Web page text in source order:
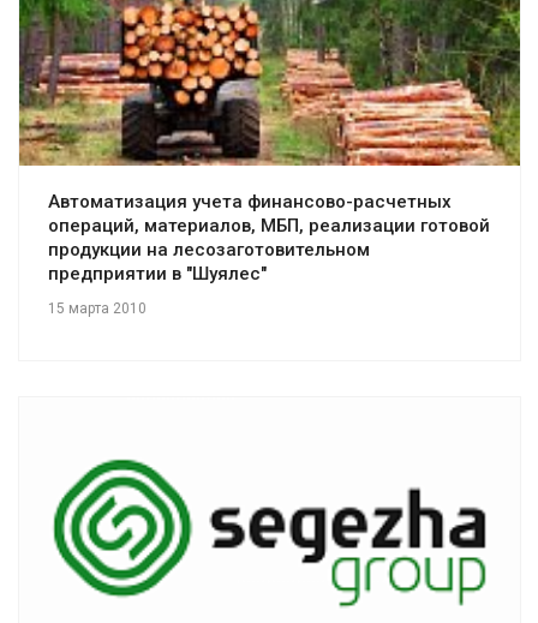
Смотреть проект
Автоматизация учета финансово-расчетных
операций, материалов, МБП, реализации готовой
продукции на лесозаготовительном
предприятии в "Шуялес"
15 марта 2010
Смотреть проект